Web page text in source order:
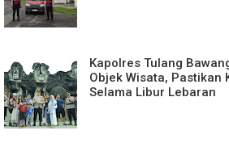
Kapolres Tulang
Objek Wisata, Pastikan
Selama Libur Lebaran